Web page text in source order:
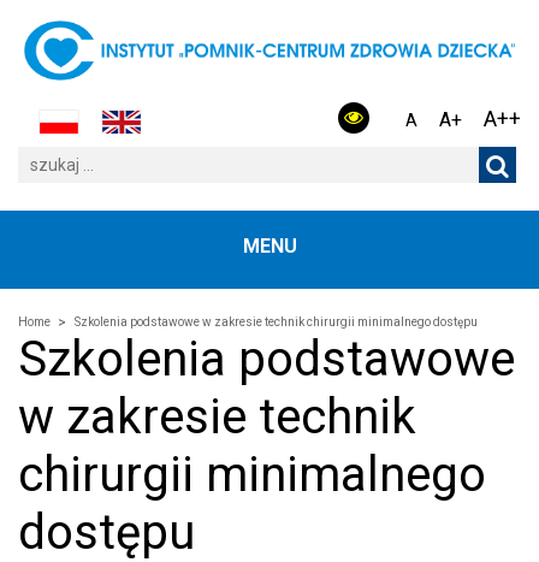
A A+ A++
MENU
Home Szkolenia podstawowe w zakresie technik chirurgii minimalnego dostępu
Szkolenia podstawowe
w zakresie technik
chirurgii minimalnego
dostępu